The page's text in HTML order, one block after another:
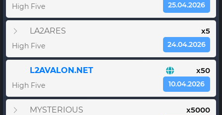
High Five 25.04.2026
LA2ARES x5
High Five 24.04.2026
L2AVALON.NET x50
High Five 10.04.2026
MYSTERIOUS x5000